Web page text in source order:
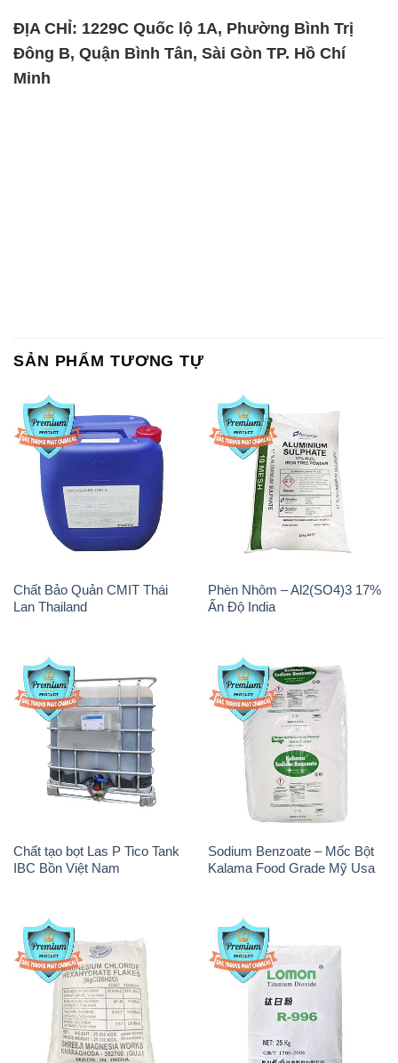
ĐỊA CHỈ: 1229C Quốc lộ 1A, Phường Bình Trị
Đông B, Quận Bình Tân, Sài Gòn TP. Hồ Chí
Minh
SẢN PHẨM TƯƠNG TỰ
Chất Bảo Quản CMIT Thái
Lan Thailand
Phèn Nhôm – Al2(SO4)3 17%
Ấn Độ India
Chất tạo bọt Las P Tico Tank
IBC Bồn Việt Nam
Sodium Benzoate – Mốc Bột
Kalama Food Grade Mỹ Usa